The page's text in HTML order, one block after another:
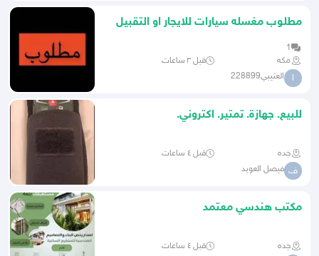
مطلوب مغسله سيارات للايجار او التقبيل
1
مكه
قبل ٣ ساعات
ا العتيبي228899
للبيع. جهازة. تمتير. اكتروني.
جده قبل ٤ ساعات
ف فيصل العويد
مكتب هندسي معتمد
جده قبل ٤ ساعات